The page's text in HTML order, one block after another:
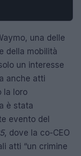
una delle
della mobilità
un interesse
anche atti
la loro
è stata
evento del
, dove la co-CEO
atti “un crimine